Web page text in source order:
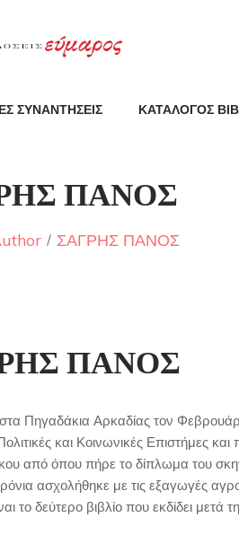
ΣΥΝΑΝΤΗΣΕΙΣ ΚΑΤΑΛΟΓΟΣ
ΠΑΝΟΣ
ΣΑΓΡΗΣ ΠΑΝΟΣ
ΠΑΝΟΣ
Πηγαδάκια Αρκαδίας τον
και Κοινωνικές Επιστήμες
από όπου πήρε το δίπλωμα του
ασχολήθηκε με τις εξαγωγές
το δεύτερο βιβλίο που εκδίδει